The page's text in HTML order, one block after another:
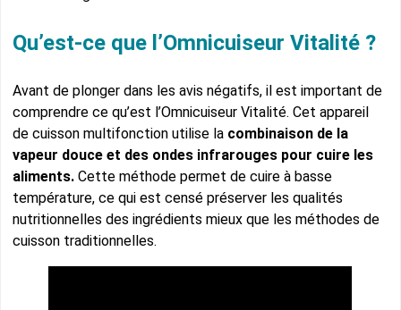
Qu’est-ce que l’Omnicuiseur Vitalité ?
Avant de plonger dans les avis négatifs, il est important de
comprendre ce qu’est l’Omnicuiseur Vitalité. Cet appareil
de cuisson multifonction utilise la combinaison de la
vapeur douce et des ondes infrarouges pour cuire les
aliments.Cette méthode permet de cuire à basse
température, ce qui est censé préserver les qualités
nutritionnelles des ingrédients mieux que les méthodes de
cuisson traditionnelles.